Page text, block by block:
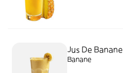
Jus De Banane
Banane